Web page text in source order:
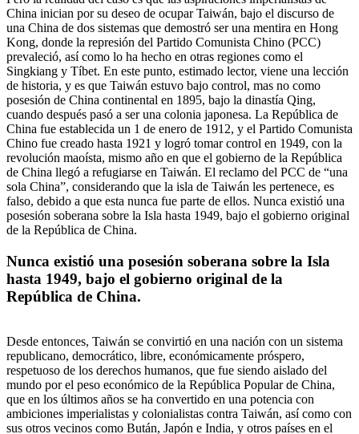
China inician por su deseo de ocupar Taiwán, bajo el discurso de
una China de dos sistemas que demostró ser una mentira en Hong
Kong, donde la represión del Partido Comunista Chino (PCC)
prevaleció, así como lo ha hecho en otras regiones como el
Singkiang y Tíbet. En este punto, estimado lector, viene una lección
de historia, y es que Taiwán estuvo bajo control, mas no como
posesión de China continental en 1895, bajo la dinastía Qing,
cuando después pasó a ser una colonia japonesa. La República de
China fue establecida un 1 de enero de 1912, y el Partido Comunista
Chino fue creado hasta 1921 y logró tomar control en 1949, con la
revolución maoísta, mismo año en que el gobierno de la República
de China llegó a refugiarse en Taiwán. El reclamo del PCC de “una
sola China”, considerando que la isla de Taiwán les pertenece, es
falso, debido a que esta nunca fue parte de ellos. Nunca existió una
posesión soberana sobre la Isla hasta 1949, bajo el gobierno original
de la República de China.
Nunca existió una posesión soberana sobre la Isla
hasta 1949, bajo el gobierno original de la
República de China.
Desde entonces, Taiwán se convirtió en una nación con un sistema
republicano, democrático, libre, económicamente próspero,
respetuoso de los derechos humanos, que fue siendo aislado del
mundo por el peso económico de la República Popular de China,
que en los últimos años se ha convertido en una potencia con
ambiciones imperialistas y colonialistas contra Taiwán, así como con
sus otros vecinos como Bután, Japón e India, y otros países en el